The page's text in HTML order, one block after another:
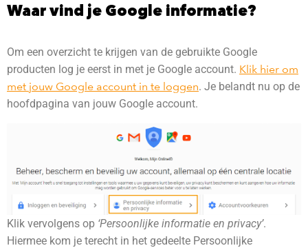
Waar vind je Google informatie?
Om een overzicht te krijgen van de gebruikte Google
producten log je eerst in met je Google account. Klik hier om
met jouw Google account in te loggen. Je belandt nu op de
hoofdpagina van jouw Google account.
Klik vervolgens op ‘Persoonlijke informatie en privacy’.
Hiermee kom je terecht in het gedeelte Persoonlijke